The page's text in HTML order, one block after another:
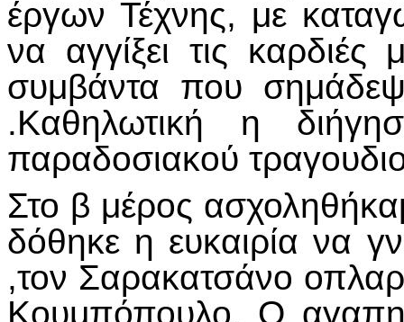
έργων Τέχνης, με
να αγγίξει τις καρδιές
συμβάντα που
.Καθηλωτική η
παραδοσιακού
Στο β μέρος
δόθηκε η ευκαιρία να
,τον Σαρακατσάνο
Κουμπόπουλο. Ο